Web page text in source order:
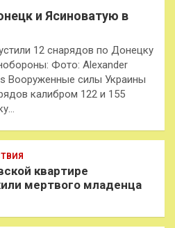
и Ясиноватую в
12 снарядов по Донецку
Фото: Alexander
Вооруженные силы Украины
калибром 122 и 155
квартире
мертвого младенца